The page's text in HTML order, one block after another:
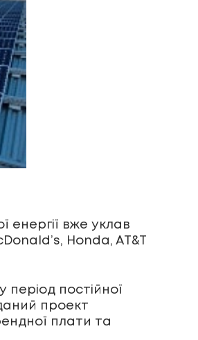
енергії вже уклав
Honda, AT&T
постійної
проект
плати та